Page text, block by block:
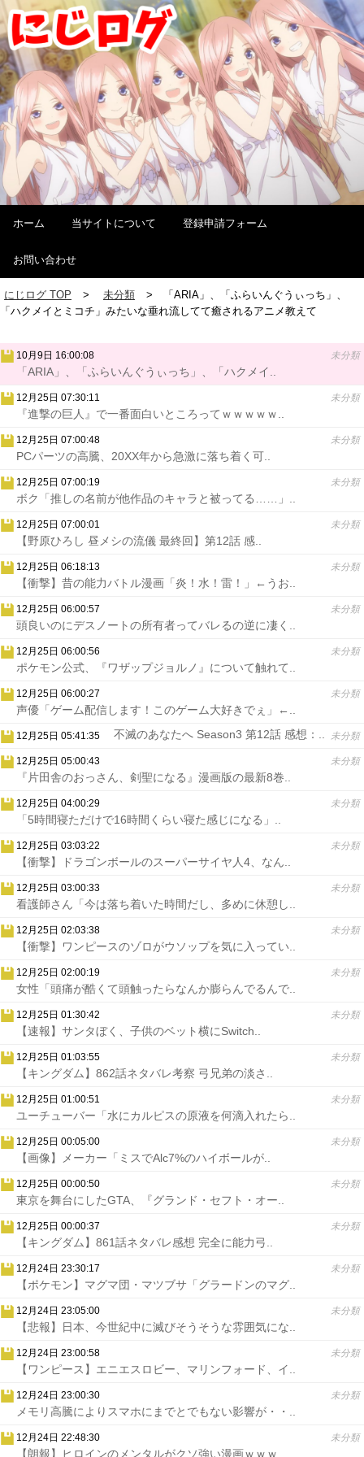
ホーム 当サイトについて 登録申請フォーム
お問い合わせ
にじログ TOP 未分類
「ARIA」、「ふらいんぐうぃっち」、
「ハクメイとミコチ」みたいな垂れ流してて癒されるアニメ教えて
10月9日 16:00:08 未分類
「ARIA」、「ふらいんぐうぃっち」、「ハクメイ..
12月25日 07:30:11 未分類
『進撃の巨人』で一番面白いところってｗｗｗｗｗ..
12月25日 07:00:48 未分類
PCパーツの高騰、20XX年から急激に落ち着く可..
12月25日 07:00:19 未分類
ボク「推しの名前が他作品のキャラと被ってる……」..
12月25日 07:00:01 未分類
【野原ひろし 昼メシの流儀 最終回】第12話 感..
12月25日 06:18:13 未分類
【衝撃】昔の能力バトル漫画「炎！水！雷！」←うお..
12月25日 06:00:57 未分類
頭良いのにデスノートの所有者ってバレるの逆に凄く..
12月25日 06:00:56 未分類
ポケモン公式、『ワザップジョルノ』について触れて..
12月25日 06:00:27 未分類
声優「ゲーム配信します！このゲーム大好きでぇ」←..
12月25日 05:41:35 未分類
不滅のあなたへ Season3 第12話 感想：..
12月25日 05:00:43 未分類
『片田舎のおっさん、剣聖になる』漫画版の最新8巻..
12月25日 04:00:29 未分類
「5時間寝ただけで16時間くらい寝た感じになる」..
12月25日 03:03:22 未分類
【衝撃】ドラゴンボールのスーパーサイヤ人4、なん..
12月25日 03:00:33 未分類
看護師さん「今は落ち着いた時間だし、多めに休憩し..
12月25日 02:03:38 未分類
【衝撃】ワンピースのゾロがウソップを気に入ってい..
12月25日 02:00:19 未分類
女性「頭痛が酷くて頭触ったらなんか膨らんでるんで..
12月25日 01:30:42 未分類
【速報】サンタぼく、子供のベット横にSwitch..
12月25日 01:03:55 未分類
【キングダム】862話ネタバレ考察 弓兄弟の淡さ..
12月25日 01:00:51 未分類
ユーチューバー「水にカルピスの原液を何滴入れたら..
12月25日 00:05:00 未分類
【画像】メーカー「ミスでAlc7%のハイボールが..
12月25日 00:00:50 未分類
東京を舞台にしたGTA、『グランド・セフト・オー..
12月25日 00:00:37 未分類
【キングダム】861話ネタバレ感想 完全に能力弓..
12月24日 23:30:17 未分類
【ポケモン】マグマ団・マツブサ「グラードンのマグ..
12月24日 23:05:00 未分類
【悲報】日本、今世紀中に滅びそうそうな雰囲気にな..
12月24日 23:00:58 未分類
【ワンピース】エニエスロビー、マリンフォード、イ..
12月24日 23:00:30 未分類
メモリ高騰によりスマホにまでとでもない影響が・・..
12月24日 22:48:30 未分類
【朗報】ヒロインのメンタルがクソ強い漫画ｗｗｗ..